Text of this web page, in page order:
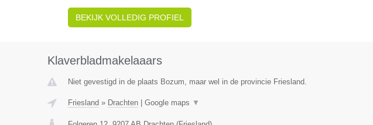
BEKIJK VOLLEDIG PROFIEL
Klaverbladmakelaaars
Niet gevestigd in de plaats Bozum, maar wel in de provincie Friesland.
Friesland » Drachten| Google maps ▼